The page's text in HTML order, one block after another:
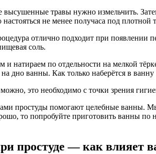
травы нужно измельчить.
настояться не менее получаса под
отлично подходит при появлении
соль.
и натираем по отдельности на мелкой
дно ванны. Как только наберётся в
это необходимо с точки зрения
простуды помогают целебные ванны.
то попробуйте приготовить ванны
простуде — как влияет